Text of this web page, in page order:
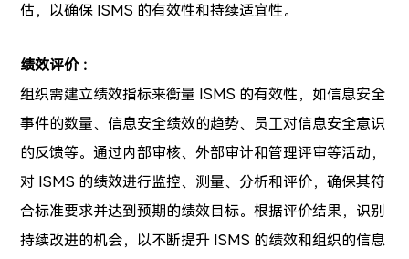
估，以确保 ISMS 的有效性和持续适宜性。
绩效评价 ：
组织需建立绩效指标来衡量 ISMS 的有效性，如信息安全
事件的数量、信息安全绩效的趋势、员工对信息安全意识
的反馈等。通过内部审核、外部审计和管理评审等活动，
对 ISMS 的绩效进行监控、测量、分析和评价，确保其符
合标准要求并达到预期的绩效目标。根据评价结果，识别
持续改进的机会，以不断提升 ISMS 的绩效和组织的信息